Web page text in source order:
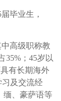
届毕业生，
中高级职称教
35% ； 45岁以
有长期海外
及交流经
缅、豪萨语等